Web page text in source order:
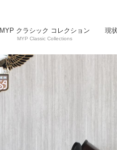
MYP クラシック コレクション
MYP Classic Collections
現